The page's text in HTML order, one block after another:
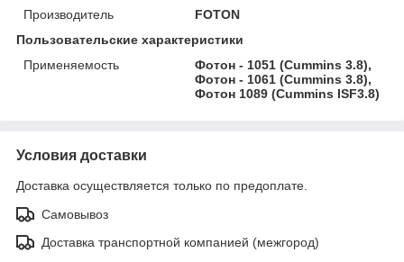
Производитель
FOTON
Пользовательские характеристики
Применяемость
Фотон - 1051 (Cummins 3.8),
Фотон - 1061 (Cummins 3.8),
Фотон 1089 (Cummins ISF3.8)
Условия доставки
Доставка осуществляется только по предоплате.
Самовывоз
Доставка транспортной компанией (межгород)